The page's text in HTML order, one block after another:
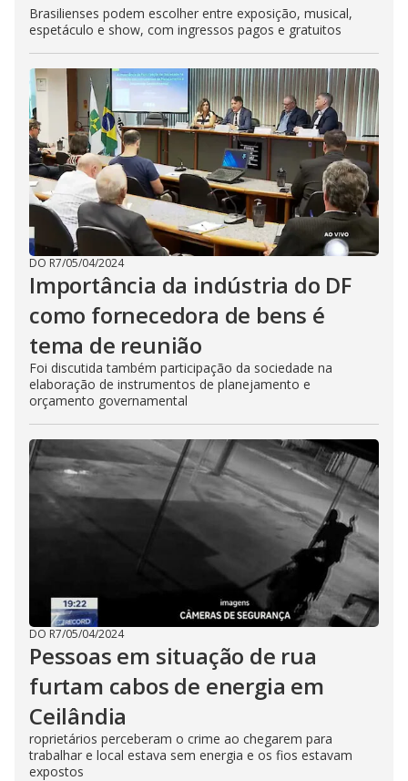
Brasilienses podem escolher entre exposição, musical,
espetáculo e show, com ingressos pagos e gratuitos
DO R7/05/04/2024
Importância da indústria do DF
como fornecedora de bens é
tema de reunião
Foi discutida também participação da sociedade na
elaboração de instrumentos de planejamento e
orçamento governamental
DO R7/05/04/2024
Pessoas em situação de rua
furtam cabos de energia em
Ceilândia
roprietários perceberam o crime ao chegarem para
trabalhar e local estava sem energia e os fios estavam
expostos